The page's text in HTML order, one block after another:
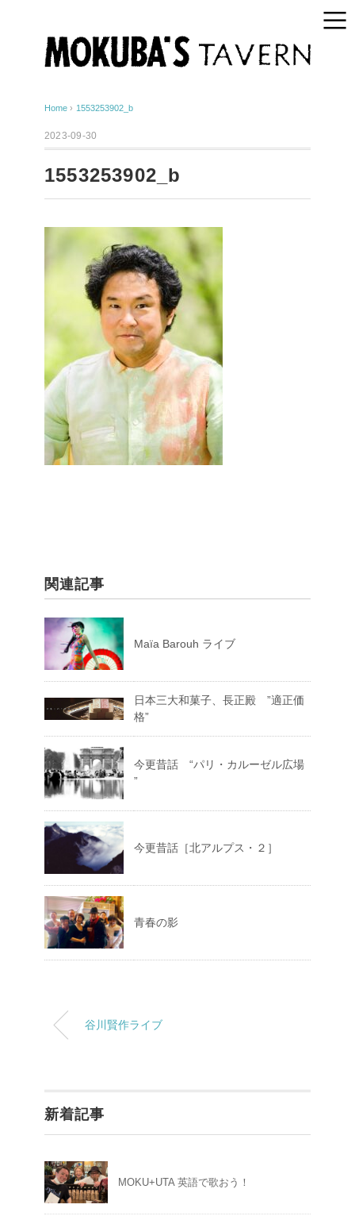
Home › 1553253902_b
2023-09-30
1553253902_b
関連記事
Maïa Barouh ライブ
日本三大和菓子、長正殿 ”適正価
格”
今更昔話 “パリ・カルーゼル広場
”
今更昔話［北アルプス・２］
青春の影
谷川賢作ライブ
新着記事
MOKU+UTA 英語で歌おう！